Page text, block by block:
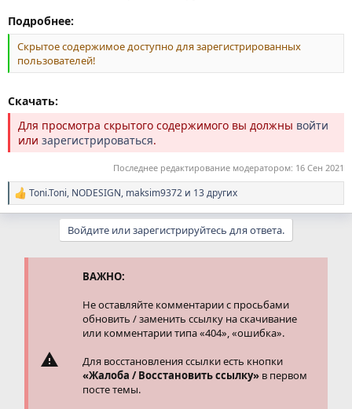
Подробнее:
Скрытое содержимое доступно для зарегистрированных
пользователей!
Скачать:
Для просмотра скрытого содержимого вы должны войти
или зарегистрироваться.
Последнее редактирование модератором: 16 Сен 2021
Р
е
Toni.Toni, NODESIGN, maksim9372 и 13 других
Войдите или зарегистрируйтесь для ответа.
ВАЖНО:
Не оставляйте комментарии с просьбами
обновить / заменить ссылку на скачивание
или комментарии типа «404», «ошибка».
Для восстановления ссылки есть кнопки
«Жалоба / Восстановить ссылку» в первом
посте темы.